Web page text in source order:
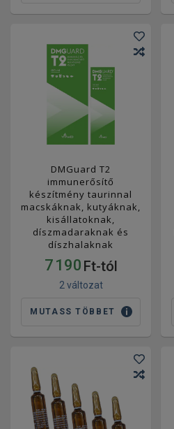
DMGuard T2
immunerősítő
készítmény taurinnal
macskáknak, kutyáknak,
kisállatoknak,
díszmadaraknak és
díszhalaknak
7 190 Ft-tól
2 változat
MUTASS TÖBBET